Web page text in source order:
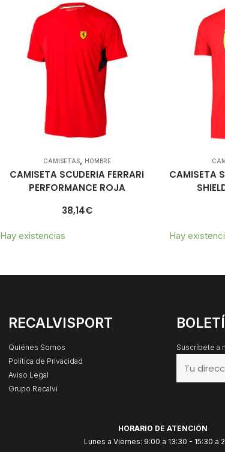
CAMISETAS, HOMBRE
CAMISETA SCUDERIA FERRARI
PERFORMANCE ROJA
38,14€
Hay existencias
CAMISETA
Hay
RECALVISPORT
Quiénes Somos
Política de Privacidad
Aviso Legal
Grupo Recalvi
Suscríbete a
HORARIO DE ATENCIÓN
Lunes a Viernes: 9:00 a 13:30 - 15:30 a